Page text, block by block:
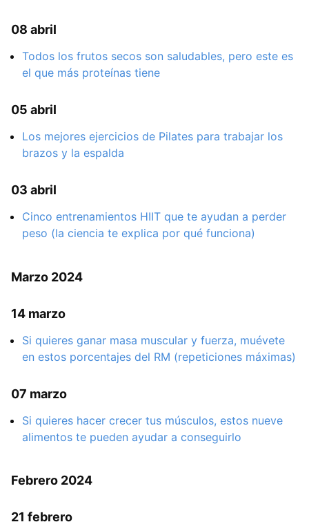
08 abril
Todos los frutos secos son saludables, pero este es
el que más proteínas tiene
05 abril
Los mejores ejercicios de Pilates para trabajar los
brazos y la espalda
03 abril
Cinco entrenamientos HIIT que te ayudan a perder
peso (la ciencia te explica por qué funciona)
Marzo 2024
14 marzo
Si quieres ganar masa muscular y fuerza, muévete
en estos porcentajes del RM (repeticiones máximas)
07 marzo
Si quieres hacer crecer tus músculos, estos nueve
alimentos te pueden ayudar a conseguirlo
Febrero 2024
21 febrero